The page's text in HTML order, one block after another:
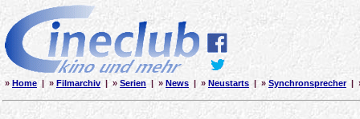
» Home| » Filmarchiv | » Serien | » News | » Neustarts | » Synchronsprecher|